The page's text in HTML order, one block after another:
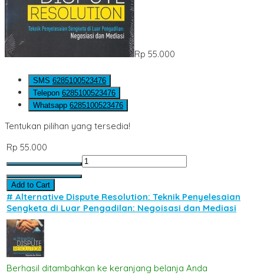
Rp 55.000
SMS 6285100523476
Telepon 6285100523476
Whatsapp 6285100523476
Tentukan pilihan yang tersedia!
Rp 55.000
Add to Cart
# Alternative Dispute Resolution: Teknik Penyelesaian
Sengketa di Luar Pengadilan: Negoisasi dan Mediasi
Berhasil ditambahkan ke keranjang belanja Anda